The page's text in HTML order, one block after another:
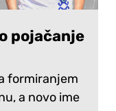
pojačanje
formiranjem
a novo ime